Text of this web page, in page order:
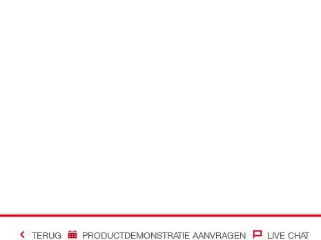
TERUG PRODUCTDEMONSTRATIE AANVRAGEN LIVE CHAT